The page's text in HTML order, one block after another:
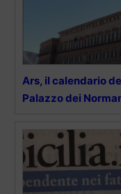
Ars, il calendario
Palazzo dei